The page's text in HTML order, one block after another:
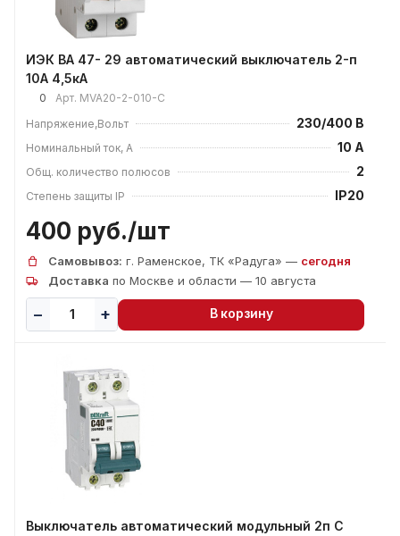
ИЭК ВА 47- 29 автоматический выключатель 2-п
10А 4,5кА
0 Арт. MVA20-2-010-C
Напряжение,Вольт
230/400 В
Номинальный ток, А 10 А
Общ. количество полюсов 2
Степень защиты IP IP20
400 руб./шт
Самовывоз: г. Раменское, ТК «Радуга» — сегодня
Доставка по Москве и области — 10 августа
В корзину
Выключатель автоматический модульный 2п C